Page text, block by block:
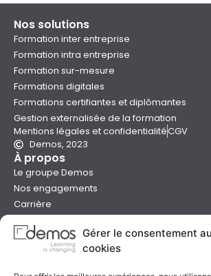
Gérer le consentement
cookies
Nos solutions
Formation inter entreprise
Formation intra entreprise
Formation sur-mesure
Formations digitales
Formations certifiantes et diplômantes
Gestion externalisée de la formation
Mentions légales et confidentialitéCGV
Demos, 2023
À propos
Le groupe Demos
Nos engagements
Carrière
Presse
Catalogues